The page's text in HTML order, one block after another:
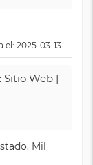
el: 2025-03-13
Sitio Web |
Mil